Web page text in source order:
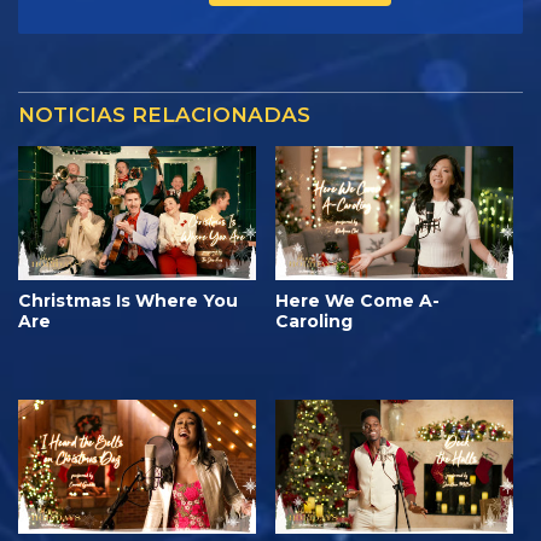
NOTICIAS RELACIONADAS
Christmas Is Where You
Are
Here We Come A-
Caroling